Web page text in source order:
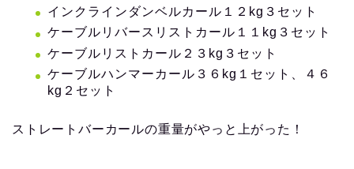
インクラインダンベルカール１２kg３セット
ケーブルリバースリストカール１１kg３セット
ケーブルリストカール２３kg３セット
ケーブルハンマーカール３６kg１セット、４６
kg２セット
ストレートバーカールの重量がやっと上がった！